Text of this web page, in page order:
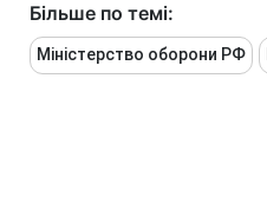
Більше по темі:
Міністерство оборони РФ